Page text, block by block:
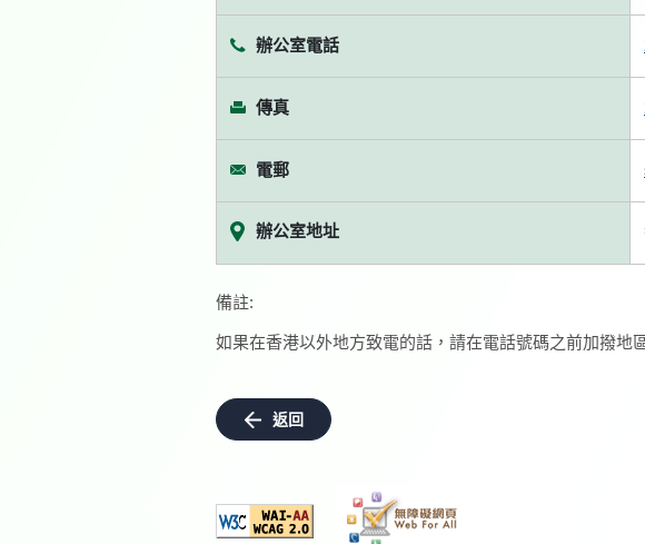
辦公室電話
傳真
電郵
辦公室地址
備註:
如果在香港以外地方致電的話，請在電話號碼之前加撥地
返回